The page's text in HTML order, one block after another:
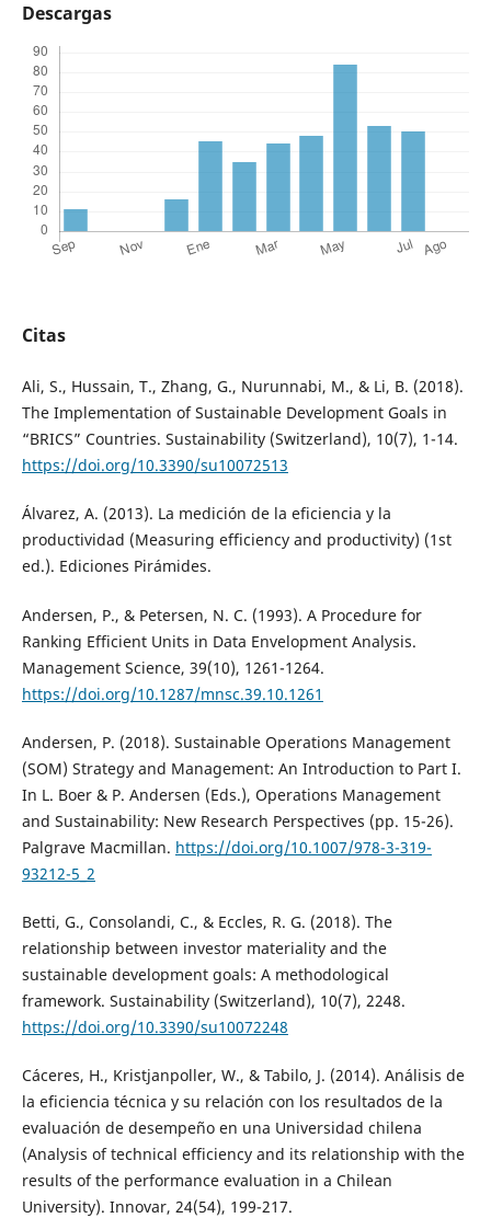
Descargas
Citas
Ali, S., Hussain, T., Zhang, G., Nurunnabi, M., & Li, B. (2018).
The Implementation of Sustainable Development Goals in
“BRICS” Countries. Sustainability (Switzerland), 10(7), 1-14.
https://doi.org/10.3390/su10072513
Álvarez, A. (2013). La medición de la eficiencia y la
productividad (Measuring efficiency and productivity) (1st
ed.). Ediciones Pirámides.
Andersen, P., & Petersen, N. C. (1993). A Procedure for
Ranking Efficient Units in Data Envelopment Analysis.
Management Science, 39(10), 1261-1264.
https://doi.org/10.1287/mnsc.39.10.1261
Andersen, P. (2018). Sustainable Operations Management
(SOM) Strategy and Management: An Introduction to Part I.
In L. Boer & P. Andersen (Eds.), Operations Management
and Sustainability: New Research Perspectives (pp. 15-26).
Palgrave Macmillan. https://doi.org/10.1007/978-3-319-
93212-5_2
Betti, G., Consolandi, C., & Eccles, R. G. (2018). The
relationship between investor materiality and the
sustainable development goals: A methodological
framework. Sustainability (Switzerland), 10(7), 2248.
https://doi.org/10.3390/su10072248
Cáceres, H., Kristjanpoller, W., & Tabilo, J. (2014). Análisis de
la eficiencia técnica y su relación con los resultados de la
evaluación de desempeño en una Universidad chilena
(Analysis of technical efficiency and its relationship with the
results of the performance evaluation in a Chilean
University). Innovar, 24(54), 199-217.